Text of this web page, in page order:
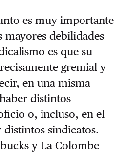
es muy importante
mayores debilidades
es que su
gremial y
en una misma
distintos
o, incluso, en el
sindicatos.
y La Colombe